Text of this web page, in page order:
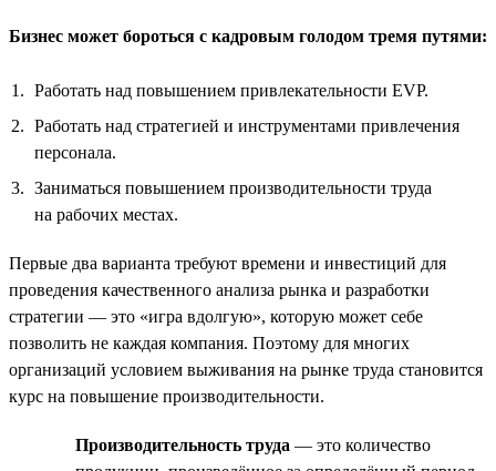
Бизнес может бороться с кадровым голодом тремя путями:
Работать над повышением привлекательности EVP.
Работать над стратегией и инструментами привлечения
персонала.
Заниматься повышением производительности труда
на рабочих местах.
Первые два варианта требуют времени и инвестиций для
проведения качественного анализа рынка и разработки
стратегии — это «игра вдолгую», которую может себе
позволить не каждая компания. Поэтому для многих
организаций условием выживания на рынке труда становится
курс на повышение производительности.
Производительность труда — это количество